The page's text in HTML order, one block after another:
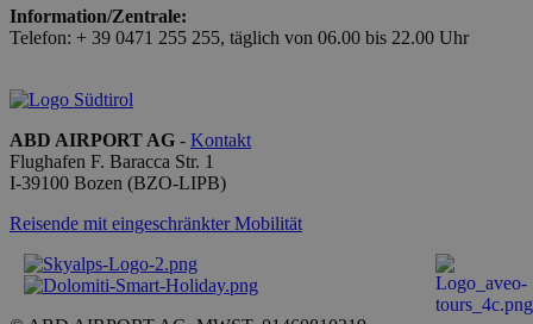
Information/Zentrale:
Telefon: + 39 0471 255 255, täglich von 06.00 bis 22.00 Uhr
ABD AIRPORT AG - Kontakt
Flughafen F. Baracca Str. 1
I-39100 Bozen (BZO-LIPB)
Reisende mit eingeschränkter Mobilität
Name
Anbieter /
Domäne
Ablaufdatum
utente.